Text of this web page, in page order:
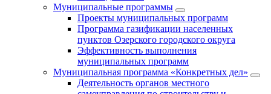
Муниципальные программы
Проекты муниципальных программ
Программа газификации населенных
пунктов Озерского городского округа
Эффективность выполнения
муниципальных программ
Муниципальная программа «Конкретных дел»
Деятельность органов местного